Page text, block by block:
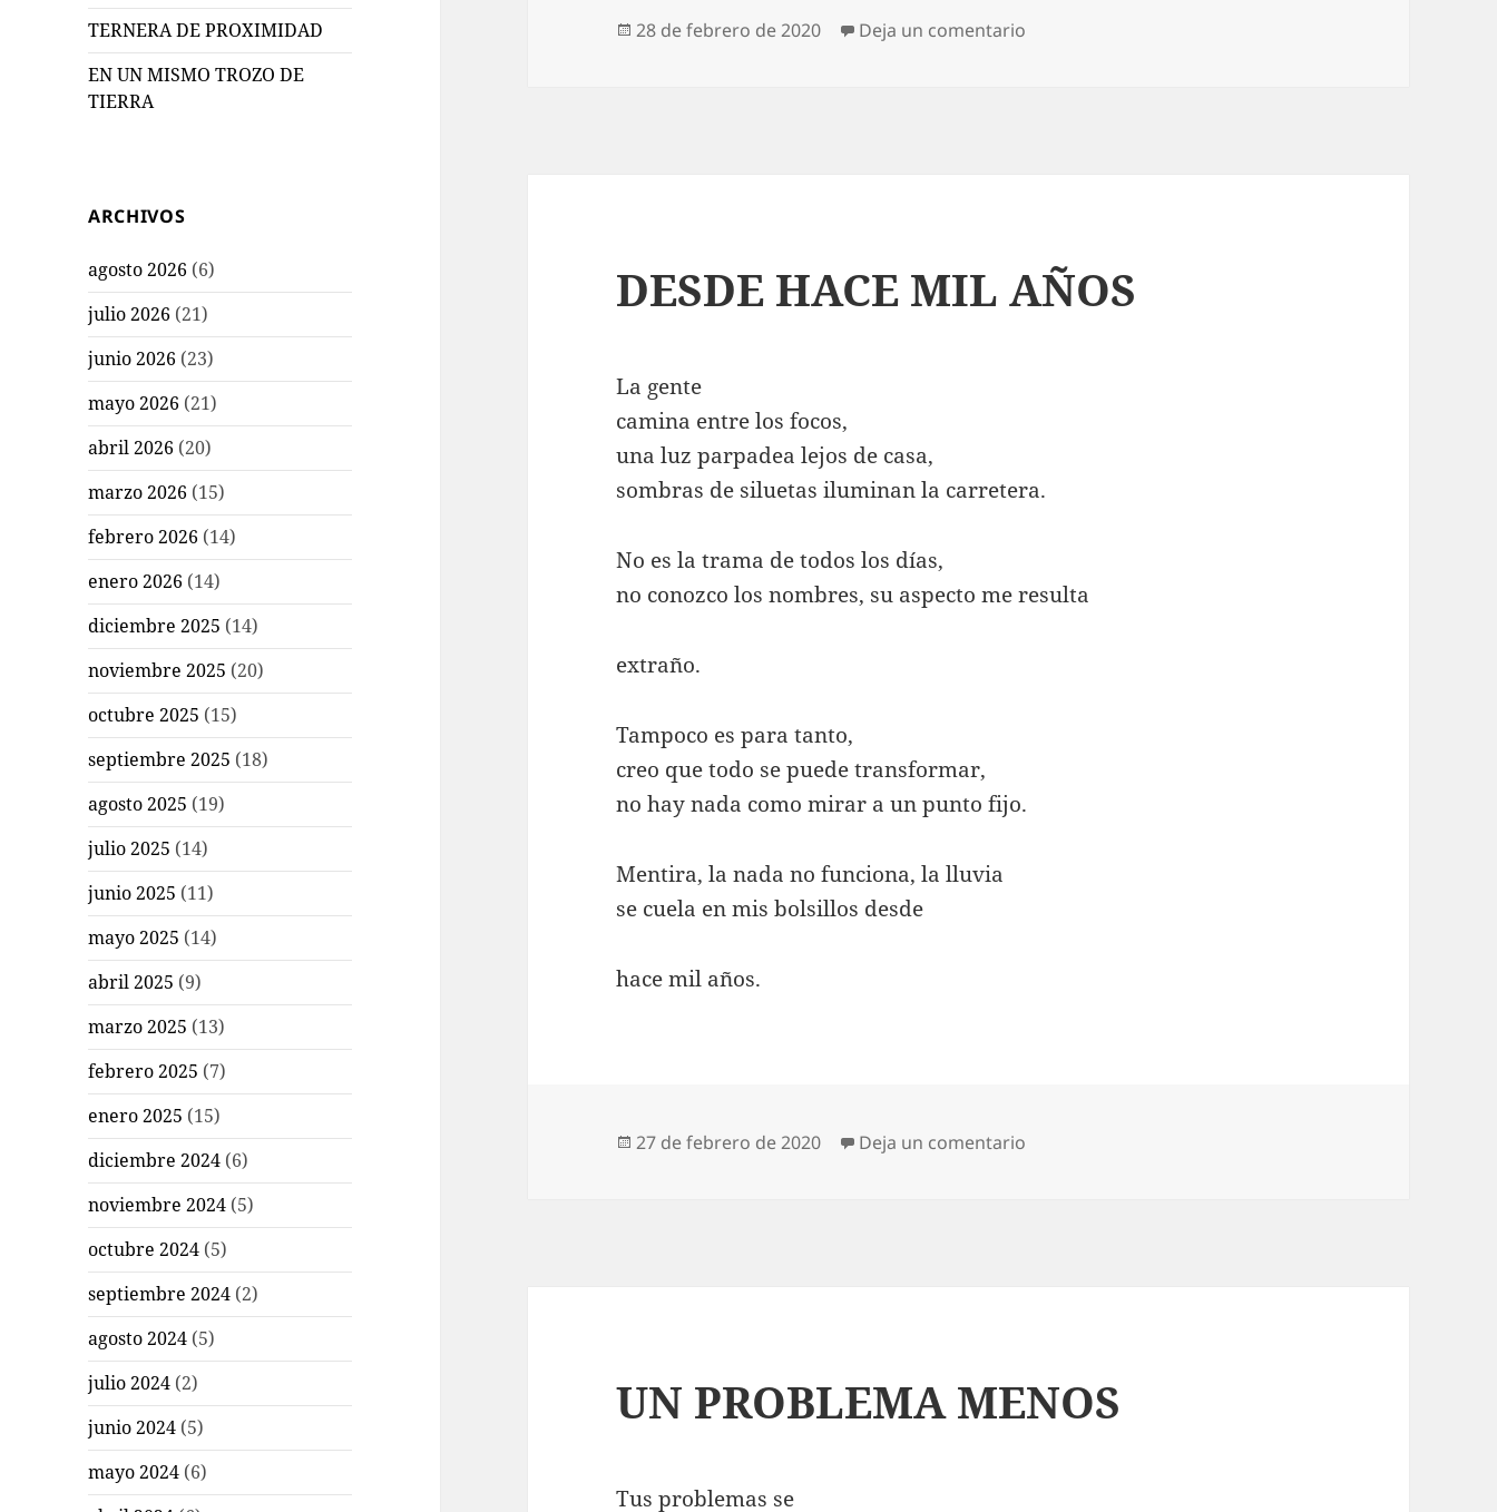
TERNERA DE PROXIMIDAD
EN UN MISMO TROZO DE
TIERRA
ARCHIVOS
agosto 2026 (6)
julio 2026 (21)
junio 2026 (23)
mayo 2026 (21)
abril 2026 (20)
marzo 2026 (15)
febrero 2026 (14)
enero 2026 (14)
diciembre 2025 (14)
noviembre 2025 (20)
octubre 2025 (15)
septiembre 2025 (18)
agosto 2025 (19)
julio 2025 (14)
junio 2025 (11)
mayo 2025 (14)
abril 2025 (9)
marzo 2025 (13)
febrero 2025 (7)
enero 2025 (15)
diciembre 2024 (6)
noviembre 2024 (5)
octubre 2024 (5)
septiembre 2024 (2)
agosto 2024 (5)
julio 2024 (2)
junio 2024 (5)
mayo 2024 (6)
Publicado
28 de febrero de 2020 Deja un comentario
DESDE HACE MIL AÑOS
La gente
camina entre los focos,
una luz parpadea lejos de casa,
sombras de siluetas iluminan la carretera.
No es la trama de todos los días,
no conozco los nombres, su aspecto me resulta
extraño.
Tampoco es para tanto,
creo que todo se puede transformar,
no hay nada como mirar a un punto fijo.
Mentira, la nada no funciona, la lluvia
se cuela en mis bolsillos desde
hace mil años.
Publicado
27 de febrero de 2020 Deja un comentario
UN PROBLEMA MENOS
Tus problemas se